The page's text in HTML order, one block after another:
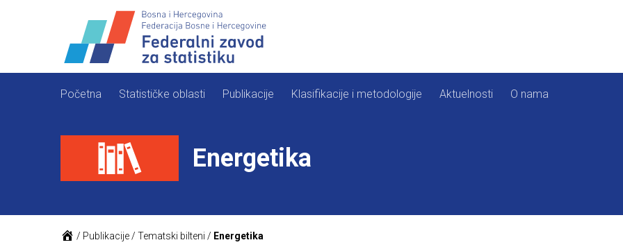
Početna Statističke oblasti Publikacije Klasifikacije i metodologije Aktuelnosti O nama
Energetika
/ Publikacije / Tematski bilteni / Energetika